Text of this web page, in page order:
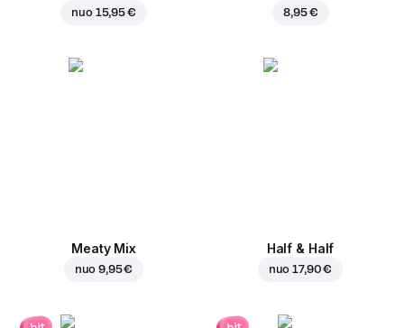
nuo 15,95 € 8,95 €
Meaty Mix
nuo9,95 €
Half & Half
nuo17,90 €